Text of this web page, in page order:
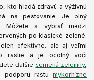
kto hľadá zdravú a výživnú
na pestovanie. Je plný
Môžete si vybrať medzi
po klasické zelené.
efektívne, ale aj veľmi
rastie a je odolný voči
ďalšie semená zeleniny,
podporu rastu mykorhízne